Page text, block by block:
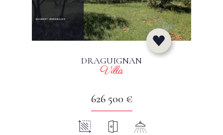
DRAGUIGNAN
Villa
626 500 €